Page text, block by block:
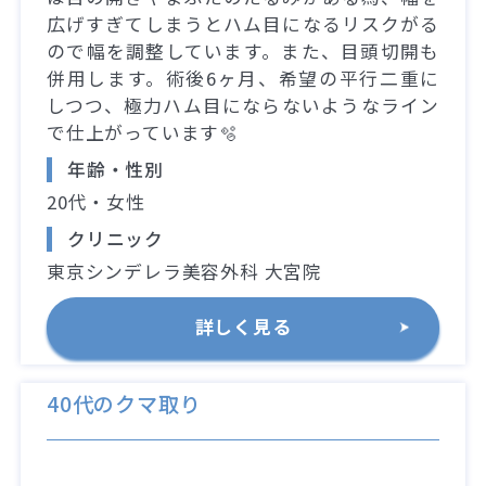
広げすぎてしまうとハム目になるリスクがる
ので幅を調整しています。また、目頭切開も
併用します。術後6ヶ月、希望の平行二重に
しつつ、極力ハム目にならないようなライン
で仕上がっています🫧
年齢・性別
20代・女性
クリニック
東京シンデレラ美容外科 大宮院
詳しく見る
40代のクマ取り